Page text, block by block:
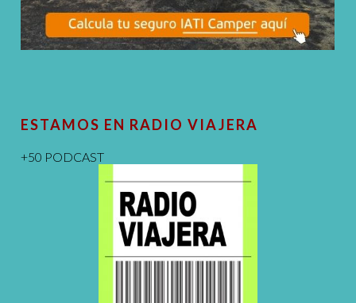
ESTAMOS EN RADIO VIAJERA
+50 PODCAST